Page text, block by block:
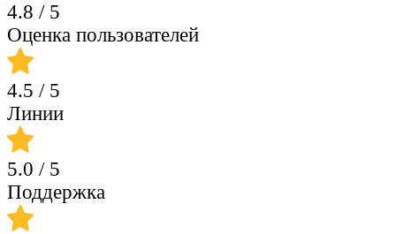
4.8 / 5
Оценка пользователей
4.5 / 5
Линии
5.0 / 5
Поддержка